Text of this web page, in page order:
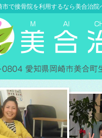
市で接骨院を利用するなら美合治院